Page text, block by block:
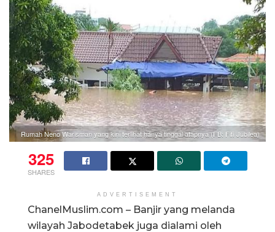
Rumah Neno Warisman yang kini terlihat hanya tinggal atapnya (FB: Fifi Jubilea)
325
SHARES
ADVERTISEMENT
ChanelMuslim.com – Banjir yang melanda
wilayah Jabodetabek juga dialami oleh